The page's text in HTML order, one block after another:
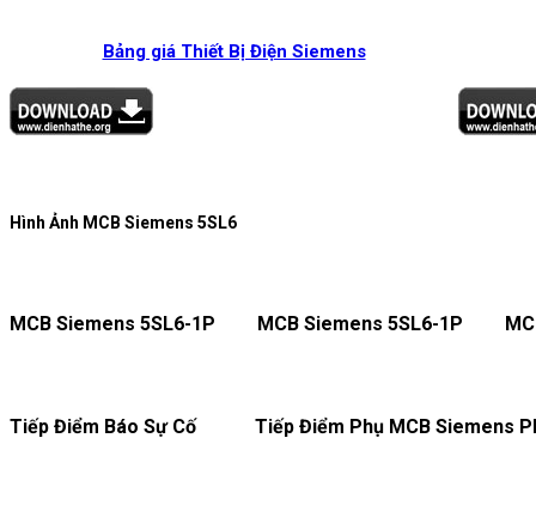
Bảng giá Thiết Bị Điện Siemens
Hình Ảnh MCB Siemens 5SL6
MCB Siemens 5SL6-1P MCB Siemens 5SL6-1P
Tiếp Điểm Báo Sự Cố Tiếp Điểm Phụ MCB Siemens